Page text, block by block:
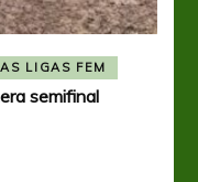
LIGAS FEM
semifinal